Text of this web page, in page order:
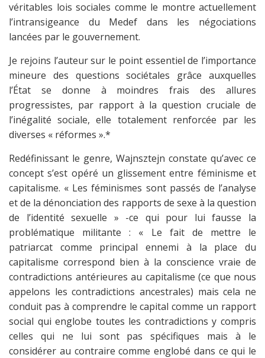
véritables lois sociales comme le montre actuellement
l’intransigeance du Medef dans les négociations
lancées par le gouvernement.
Je rejoins l’auteur sur le point essentiel de l’importance
mineure des questions sociétales grâce auxquelles
l’État se donne à moindres frais des allures
progressistes, par rapport à la question cruciale de
l’inégalité sociale, elle totalement renforcée par les
diverses « réformes ».*
Redéfinissant le genre, Wajnsztejn constate qu’avec ce
concept s’est opéré un glissement entre féminisme et
capitalisme. « Les féminismes sont passés de l’analyse
et de la dénonciation des rapports de sexe à la question
de l’identité sexuelle » -ce qui pour lui fausse la
problématique militante : « Le fait de mettre le
patriarcat comme principal ennemi à la place du
capitalisme correspond bien à la conscience vraie de
contradictions antérieures au capitalisme (ce que nous
appelons les contradictions ancestrales) mais cela ne
conduit pas à comprendre le capital comme un rapport
social qui englobe toutes les contradictions y compris
celles qui ne lui sont pas spécifiques mais à le
considérer au contraire comme englobé dans ce qui le